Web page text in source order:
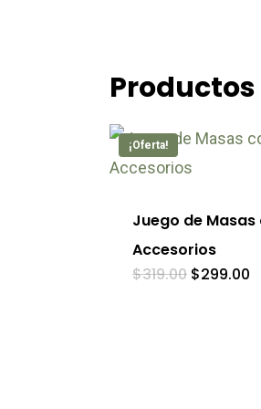
¡Oferta!
Juego de Masas
Accesorios
$319.00 El
$299.00